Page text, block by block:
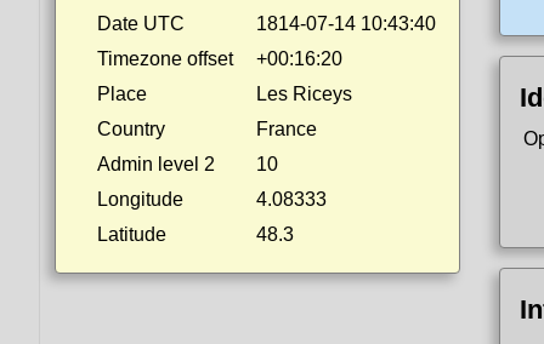
Date UTC
1814-07-14 10:43:40
Timezone offset
+00:16:20
Place
Les Riceys
Country
France
Admin level 2
10
Longitude
4.08333
Latitude
48.3